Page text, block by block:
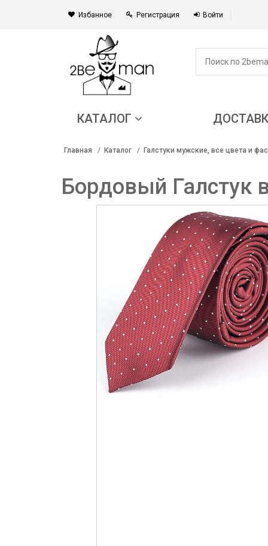
Избанное Регистрация Войти
КАТАЛОГ
Главная Каталог Галстуки мужские, все цвета и
Бордовый Галстук